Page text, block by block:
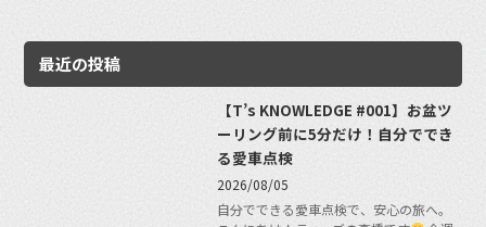
最近の投稿
【T’s KNOWLEDGE #001】お盆ツ
ーリング前に5分だけ！自分ででき
る愛車点検
2026/08/05
自分でできる愛車点検で、安心の旅へ。